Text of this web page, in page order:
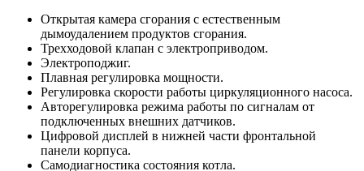
Открытая камера сгорания с естественным
дымоудалением продуктов сгорания.
Трехходовой клапан с электроприводом.
Электроподжиг.
Плавная регулировка мощности.
Регулировка скорости работы циркуляционного насоса.
Авторегулировка режима работы по сигналам от
подключенных внешних датчиков.
Цифровой дисплей в нижней части фронтальной
панели корпуса.
Самодиагностика состояния котла.